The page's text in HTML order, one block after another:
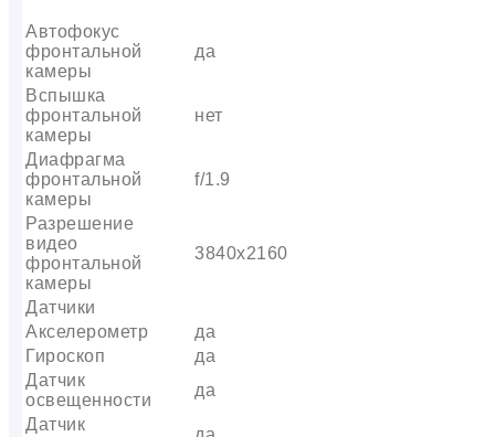
Автофокус
фронтальной
камеры
да
Вспышка
фронтальной
камеры
нет
Диафрагма
фронтальной
камеры
f/1.9
Разрешение
видео
фронтальной
камеры
3840х2160
Датчики
Акселерометр
да
Гироскоп
да
Датчик
освещенности
да
Датчик